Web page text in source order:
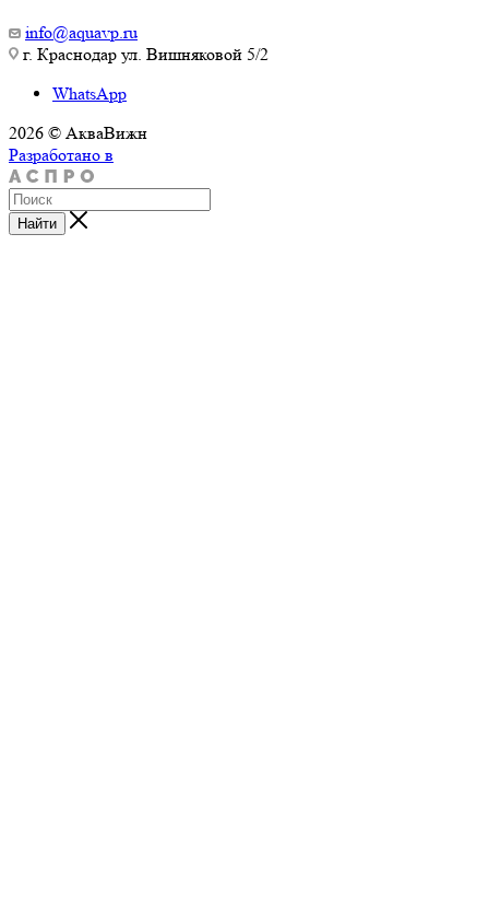
info@aquavp.ru
г. Краснодар ул. Вишняковой 5/2
WhatsApp
2026 © АкваВижн
Разработано в
Найти